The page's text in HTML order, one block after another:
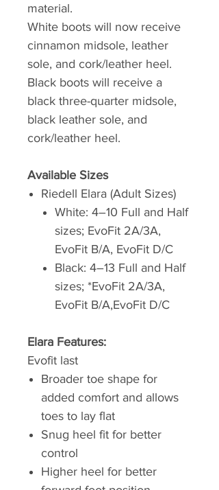
material.
White boots will now receive
cinnamon midsole, leather
sole, and cork/leather heel.
Black boots will receive a
black three-quarter midsole,
black leather sole, and
cork/leather heel.
Available Sizes
Riedell Elara (Adult Sizes)
White: 4–10 Full and Half
sizes; EvoFit 2A/3A,
EvoFit B/A, EvoFit D/C
Black: 4–13 Full and Half
sizes; *EvoFit 2A/3A,
EvoFit B/A,EvoFit D/C
Elara Features:
Evofit last
Broader toe shape for
added comfort and allows
toes to lay flat
Snug heel fit for better
control
Higher heel for better